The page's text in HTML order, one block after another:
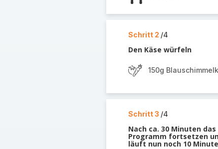
Schritt 2 /4
Den Käse würfeln
150g
Schritt 3 /4
Nach ca. 30 Minuten
Programm fortsetzen
läuft nun noch 10